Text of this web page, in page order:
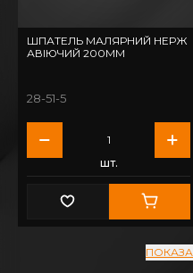
ШПАТЕЛЬ МАЛЯРНИЙ НЕРЖ
АВІЮЧИЙ 200ММ
28-51-5
шт.